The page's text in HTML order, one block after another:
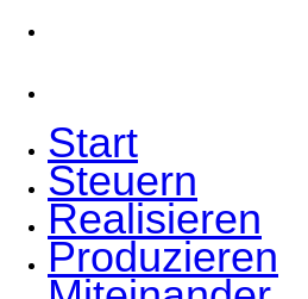
Start
Steuern
Realisieren
Produzieren